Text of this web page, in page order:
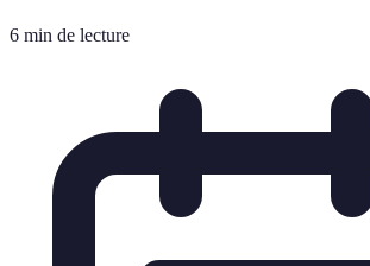
6 min de lecture